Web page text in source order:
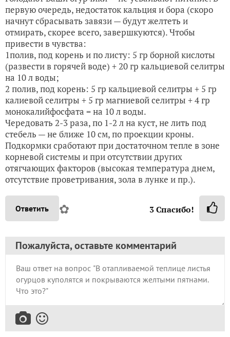
первую очередь, недостаток кальция и бора (скоро
начнут сбрасывать завязи — будут желтеть и
отмирать, скорее всего, завершкуются). Чтобы
привести в чувства:
1полив, под корень и по листу: 5 гр борной кислоты
(развести в горячей воде) + 20 гр кальциевой селитры
на 10 л воды;
2 полив, под корень: 5 гр кальциевой селитры + 5 гр
калиевой селитры + 5 гр магниевой селитры + 4 гр
монокалийфосфата = на 10 л воды.
Чередовать 2-3 раза, по 1-2 л на куст, не лить под
стебель — не ближе 10 см, по проекции кроны.
Подкормки сработают при достаточном тепле в зоне
корневой системы и при отсутствии других
отягчающих факторов (высокая температура днем,
отсутствие проветривания, зола в лунке и пр.).
Ответить ✿ 3Спасибо!
Пожалуйста, оставьте комментарий